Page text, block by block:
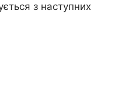
з наступних